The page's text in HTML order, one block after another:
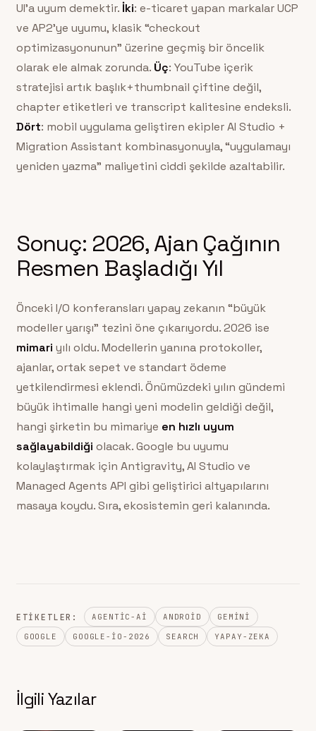
UI’a uyum demektir. İki: e-ticaret yapan markalar UCP
ve AP2’ye uyumu, klasik “checkout
optimizasyonunun” üzerine geçmiş bir öncelik
olarak ele almak zorunda. Üç: YouTube içerik
stratejisi artık başlık+thumbnail çiftine değil,
chapter etiketleri ve transcript kalitesine endeksli.
Dört: mobil uygulama geliştiren ekipler AI Studio +
Migration Assistant kombinasyonuyla, “uygulamayı
yeniden yazma” maliyetini ciddi şekilde azaltabilir.
Sonuç: 2026, Ajan Çağının
Resmen Başladığı Yıl
Önceki I/O konferansları yapay zekanın “büyük
modeller yarışı” tezini öne çıkarıyordu. 2026 ise
mimari yılı oldu. Modellerin yanına protokoller,
ajanlar, ortak sepet ve standart ödeme
yetkilendirmesi eklendi. Önümüzdeki yılın gündemi
büyük ihtimalle hangi yeni modelin geldiği değil,
hangi şirketin bu mimariye en hızlı uyum
sağlayabildiği olacak. Google bu uyumu
kolaylaştırmak için Antigravity, AI Studio ve
Managed Agents API gibi geliştirici altyapılarını
masaya koydu. Sıra, ekosistemin geri kalanında.
ETIKETLER: AGENTIC-AI ANDROID
GEMINI
GOOGLE
GOOGLE-IO-2026 SEARCH YAPAY-ZEKA
İlgili Yazılar